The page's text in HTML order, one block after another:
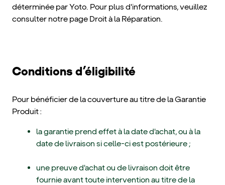
déterminée par Yoto. Pour plus d'informations, veuillez
consulter notre page Droit à la Réparation.
Conditions d’éligibilité
Pour bénéficier de la couverture au titre de la Garantie
Produit :
la garantie prend effet à la date d'achat, ou à la
date de livraison si celle-ci est postérieure ;
une preuve d'achat ou de livraison doit être
fournie avant toute intervention au titre de la